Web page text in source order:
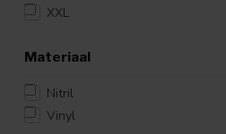
XXL
Materiaal
Nitril
Vinyl